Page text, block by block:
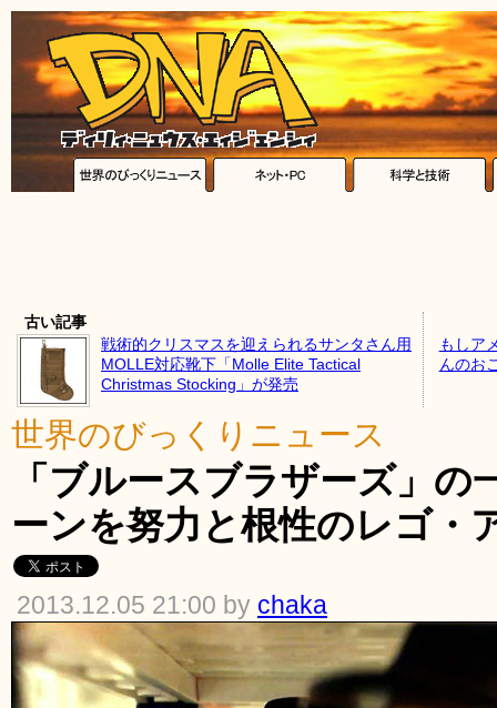
古い記事
戦術的クリスマスを迎えられるサンタさん用
MOLLE対応靴下「Molle Elite Tactical
Christmas Stocking」が発売
もしア
んのお
世界のびっくりニュース
「ブルースブラザーズ」
ーンを努力と根性のレゴ・
2013.12.05 21:00 by chaka